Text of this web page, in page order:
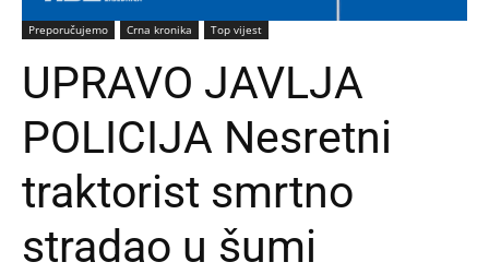
Preporučujemo Crna kronika Top vijest
UPRAVO JAVLJA
POLICIJA Nesretni
traktorist smrtno
stradao u šumi